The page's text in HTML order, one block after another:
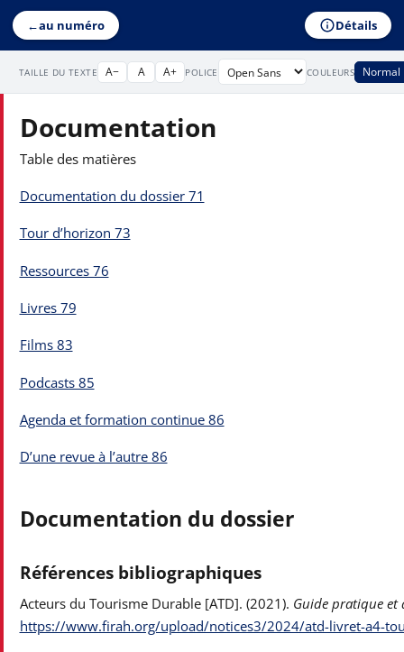
←au numéro Détails
TAILLE DU TEXTE A− A A+ POLICE COULEURS Normal
Documentation
Table des matières
Documentation du dossier 71
Tour d’horizon 73
Ressources 76
Livres 79
Films 83
Podcasts 85
Agenda et formation continue 86
D’une revue à l’autre 86
Documentation du dossier
Références bibliographiques
Acteurs du Tourisme Durable [ATD]. (2021). Guide pratique
https://www.firah.org/upload/notices3/2024/atd-livret-a4-